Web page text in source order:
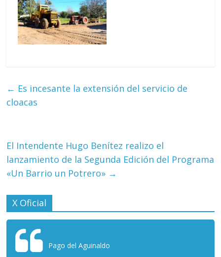
← Es incesante la extensión del servicio de
cloacas
El Intendente Hugo Benítez realizo el
lanzamiento de la Segunda Edición del Programa
«Un Barrio un Potrero» →
X Oficial
Pago del Aguinaldo